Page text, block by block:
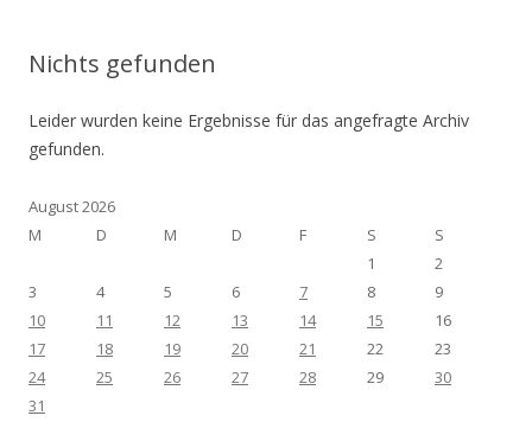
Nichts gefunden
Leider wurden keine Ergebnisse für das angefragte Archiv
gefunden.
August 2026
M
D M D F S
S
1
2
3
4 5 6 7 8
9
10
11 12 13 14 15
16
17
18 19 20 21 22
23
24
25 26 27 28 29
30
31